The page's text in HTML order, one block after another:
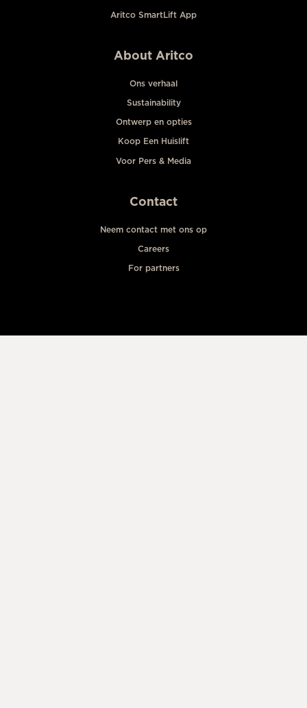
Aritco SmartLift App
About Aritco
Ons verhaal
Sustainability
Ontwerp en opties
Koop Een Huislift
Voor Pers & Media
Contact
Neem contact met ons op
Careers
For partners